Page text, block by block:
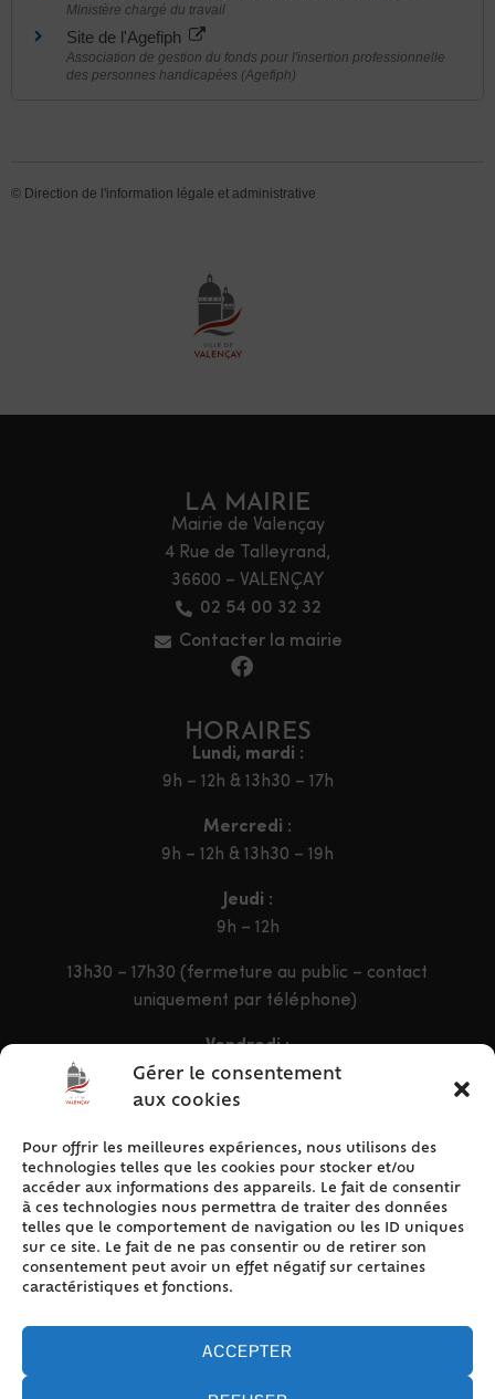
Gérer le consentement
aux cookies
Pour offrir les meilleures expériences, nous utilisons des
technologies telles que les cookies pour stocker et/ou
accéder aux informations des appareils. Le fait de consentir
à ces technologies nous permettra de traiter des données
telles que le comportement de navigation ou les ID uniques
sur ce site. Le fait de ne pas consentir ou de retirer son
consentement peut avoir un effet négatif sur certaines
caractéristiques et fonctions.
ACCEPTER
Ministère chargé du travail
Site de l'Agefiph
Association de gestion du fonds pour l'insertion professionnelle
des personnes handicapées (Agefiph)
© Direction de l'information légale et administrative
LA MAIRIE
Mairie de Valençay
4 Rue de Talleyrand,
36600 – VALENÇAY
02 54 00 32 32
Contacter la mairie
HORAIRES
Lundi, mardi :
9h – 12h & 13h30 – 17h
Mercredi :
9h – 12h & 13h30 – 19h
Jeudi :
9h – 12h
13h30 – 17h30 (fermeture au public – contact
uniquement par téléphone)
Vendredi :
9h – 12h & 13h30 – 16h30
ACCÈS RAPIDE
Accueil
Contact
Plan du site
Mentions légales
Politique de cookies (UE)